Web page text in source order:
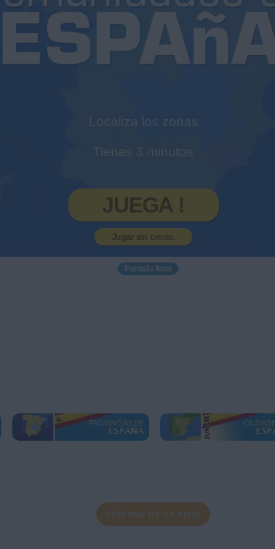
Localiza los zonas
Tienes 3 minutos
JUEGA !
Jugar sin crono.
Pantalla llena
Informar de un error